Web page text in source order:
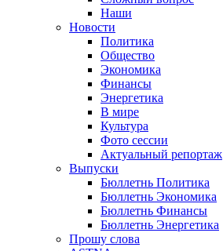
Наши
Новости
Политика
Общество
Экономика
Финансы
Энергетика
В мире
Культура
Фото сессии
Актуальный репортаж
Выпуски
Бюллетнь Политика
Бюллетнь Экономика
Бюллетнь Финансы
Бюллетнь Энергетика
Прошу слова